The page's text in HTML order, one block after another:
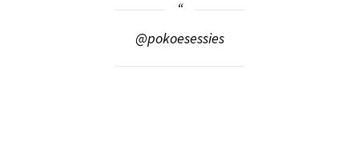
@pokoesessies